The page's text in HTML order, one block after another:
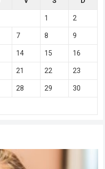
1 2
7 8 9
14 15 16
21 22 23
28 29 30